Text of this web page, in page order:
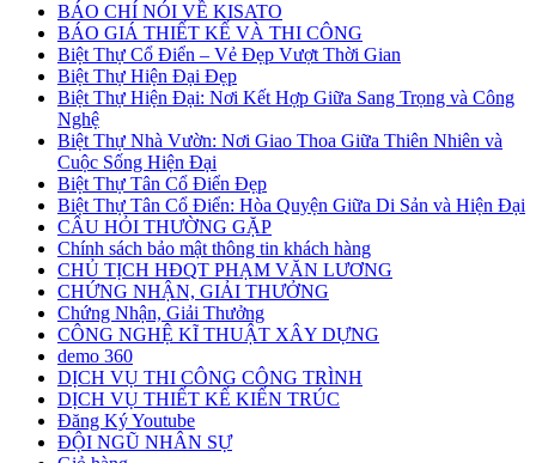
BÁO CHÍ NÓI VỀ KISATO
BÁO GIÁ THIẾT KẾ VÀ THI CÔNG
Biệt Thự Cổ Điển – Vẻ Đẹp Vượt Thời Gian
Biệt Thự Hiện Đại Đẹp
Biệt Thự Hiện Đại: Nơi Kết Hợp Giữa Sang Trọng và Công
Nghệ
Biệt Thự Nhà Vườn: Nơi Giao Thoa Giữa Thiên Nhiên và
Cuộc Sống Hiện Đại
Biệt Thự Tân Cổ Điển Đẹp
Biệt Thự Tân Cổ Điển: Hòa Quyện Giữa Di Sản và Hiện Đại
CÂU HỎI THƯỜNG GẶP
Chính sách bảo mật thông tin khách hàng
CHỦ TỊCH HĐQT PHẠM VĂN LƯƠNG
CHỨNG NHẬN, GIẢI THƯỞNG
Chứng Nhận, Giải Thưởng
CÔNG NGHỆ KĨ THUẬT XÂY DỰNG
demo 360
DỊCH VỤ THI CÔNG CÔNG TRÌNH
DỊCH VỤ THIẾT KẾ KIẾN TRÚC
Đăng Ký Youtube
ĐỘI NGŨ NHÂN SỰ